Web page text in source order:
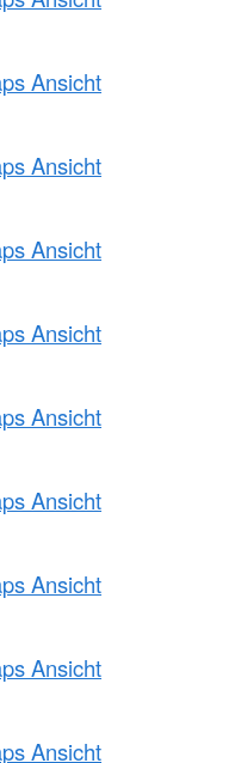
Ansicht
Ansicht
Ansicht
Ansicht
Ansicht
Ansicht
Ansicht
Ansicht
Ansicht